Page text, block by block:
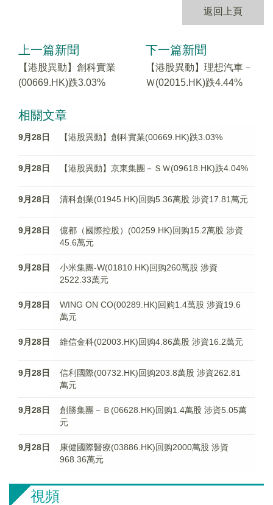
返回上頁
上一篇新聞
【港股異動】創科實業
(00669.HK)跌3.03%
下一篇新聞
【港股異動】理想汽車－
Ｗ(02015.HK)跌4.44%
相關文章
9月28日 【港股異動】創科實業(00669.HK)跌3.03%
9月28日 【港股異動】京東集團－ＳＷ(09618.HK)跌4.04%
9月28日 清科創業(01945.HK)回购5.36萬股 涉資17.81萬元
9月28日
億都（國際控股）(00259.HK)回购15.2萬股 涉資
45.6萬元
9月28日
小米集團-W(01810.HK)回购260萬股 涉資
2522.33萬元
9月28日
WING ON CO(00289.HK)回购1.4萬股 涉資19.6
萬元
9月28日 維信金科(02003.HK)回购4.86萬股 涉資16.2萬元
9月28日
信利國際(00732.HK)回购203.8萬股 涉資262.81
萬元
9月28日
創勝集團－Ｂ(06628.HK)回购1.4萬股 涉資5.05萬
元
9月28日
康健國際醫療(03886.HK)回购2000萬股 涉資
968.36萬元
視頻